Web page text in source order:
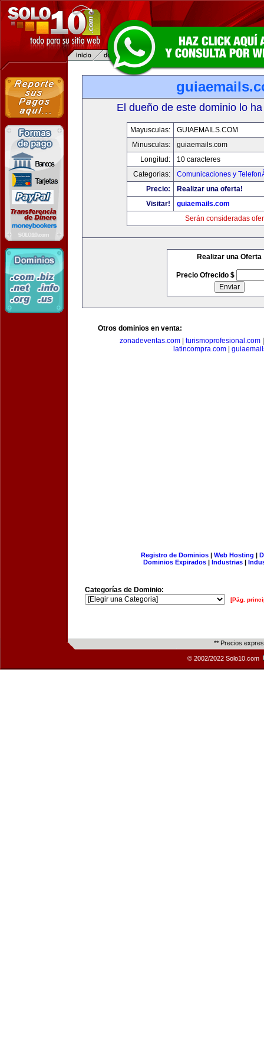
El dueño de este dominio lo
Mayusculas:
GUIAEMAILS.COM
Minusculas:
guiaemails.com
Longitud:
10 caracteres
Categorias:
Comunicaciones y
Precio:
Realizar una oferta!
Visitar!
guiaemails.com
Serán consideradas
Realizar una Oferta
Precio Ofrecido $
Otros dominios en venta:
zonadeventas.com| turismoprofesional.com
latincompra.com|
Registro de Dominios| Web Hosting |
Dominios Expirados | Industrias |
Categorías de Dominio:
[Pág.
** Precios
© 2002/2022 Solo10.com